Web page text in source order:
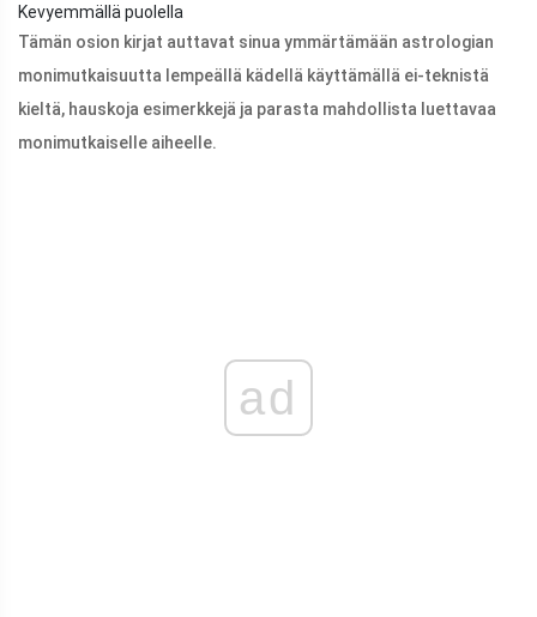
Kevyemmällä puolella
Tämän osion kirjat auttavat sinua ymmärtämään astrologian
monimutkaisuutta lempeällä kädellä käyttämällä ei-teknistä
kieltä, hauskoja esimerkkejä ja parasta mahdollista luettavaa
monimutkaiselle aiheelle.
ad